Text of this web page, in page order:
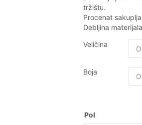
tržištu.
Procenat
Debljina
Veličina
Boja
Pol